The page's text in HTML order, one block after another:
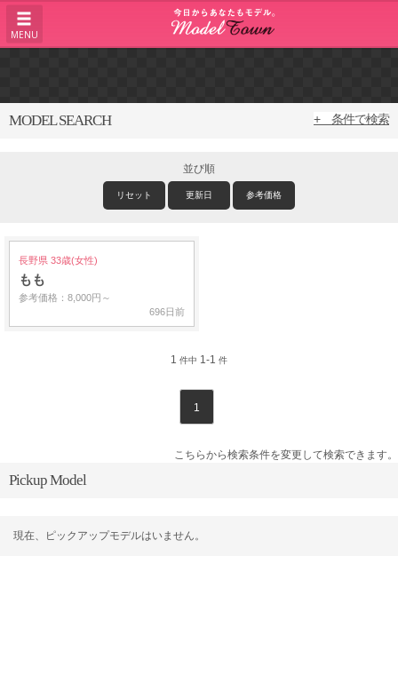
MENU
MODEL SEARCH + 条件で検索
並び順
リセット 更新日 参考価格
長野県 33歳(女性)
もも
参考価格：8,000円～
696日前
1 件中 1-1 件
1
こちらから検索条件を変更して検索できます。
Pickup Model
現在、ピックアップモデルはいません。